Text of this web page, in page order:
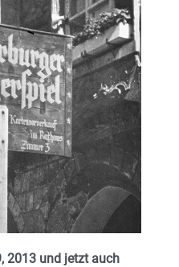
2013 und jetzt auch